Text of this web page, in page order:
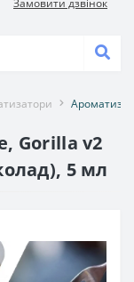
Замовити дзвінок
Gorilla v2
5 мл